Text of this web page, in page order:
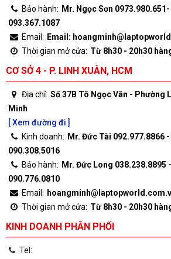
Bảo hành: Mr. Ngọc Sơn
093.367.1087
Email: Email:
Thời gian mở cửa: Từ 8h30 - 20h30
CƠ SỞ 4 - P. LINH XUÂN, HCM
Địa chỉ: Số 37B Tô Ngọc Vân - Phường
Minh
[ Xem đường đi ]
Kinh doanh: Mr. Đức Tài 092.977.8866
090.308.5016
Bảo hành: Mr. Đức Long 038.238.8895
090.776.0810
Email:
Thời gian mở cửa: Từ 8h30 - 20h30
KINH DOANH PHÂN PHỐI
Tel: